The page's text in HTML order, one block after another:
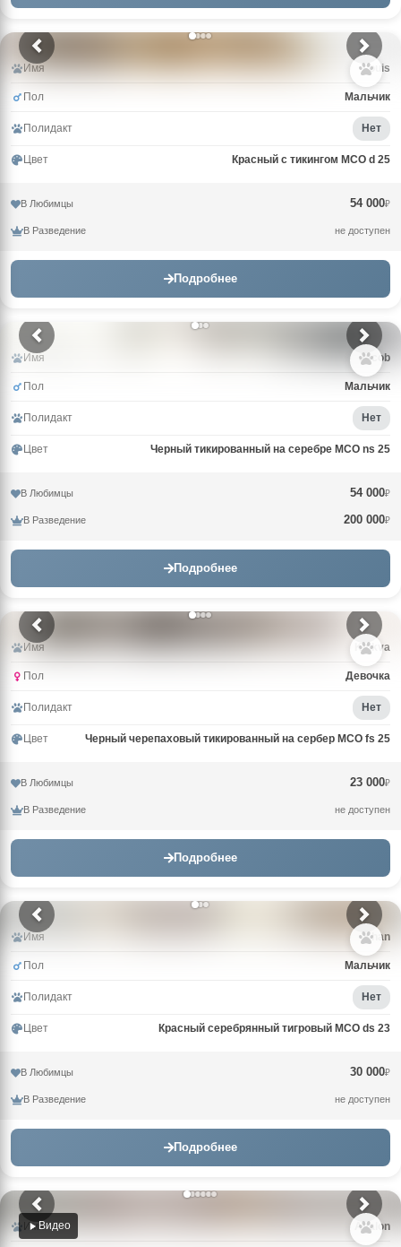
Имя Louis
Пол Мальчик
Полидакт Нет
Цвет Красный с тикингом MCO d 25
В Любимцы 54 000₽
В Разведение не доступен
Подробнее
Имя Jacob
Пол Мальчик
Полидакт Нет
Цвет Черный тикированный на серебре MCO ns 25
В Любимцы 54 000₽
В Разведение 200 000₽
Подробнее
Имя Klukva
Пол Девочка
Полидакт Нет
Цвет Черный черепаховый тикированный на сербер MCO fs 25
В Любимцы 23 000₽
В Разведение не доступен
Подробнее
Имя Khan
Пол Мальчик
Полидакт Нет
Цвет Красный серебрянный тигровый MCO ds 23
В Любимцы 30 000₽
В Разведение не доступен
Подробнее
Видео
Имя Avalon